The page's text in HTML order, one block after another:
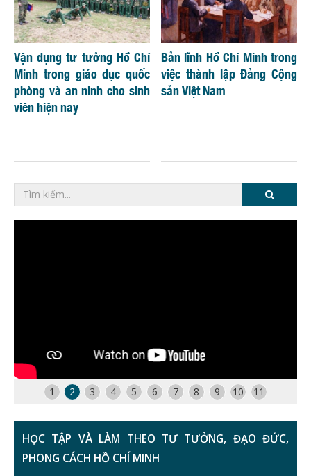
Vận dụng tư tưởng Hồ Chí
Minh trong giáo dục quốc
phòng và an ninh cho sinh
viên hiện nay
Bản lĩnh Hồ Chí Minh trong
việc thành lập Đảng Cộng
sản Việt Nam
1 2 3 4 5 6 7 8 9 10 11
HỌC TẬP VÀ LÀM THEO TƯ TƯỞNG, ĐẠO ĐỨC,
PHONG CÁCH HỒ CHÍ MINH